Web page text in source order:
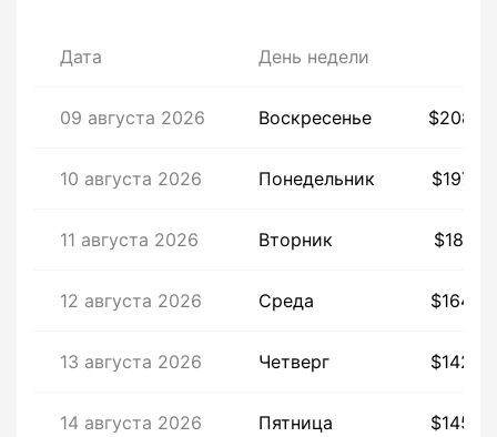
Дата День недели
09 августа 2026 Воскресенье
10 августа 2026 Понедельник
11 августа 2026 Вторник
12 августа 2026 Среда
13 августа 2026 Четверг
14 августа 2026 Пятница